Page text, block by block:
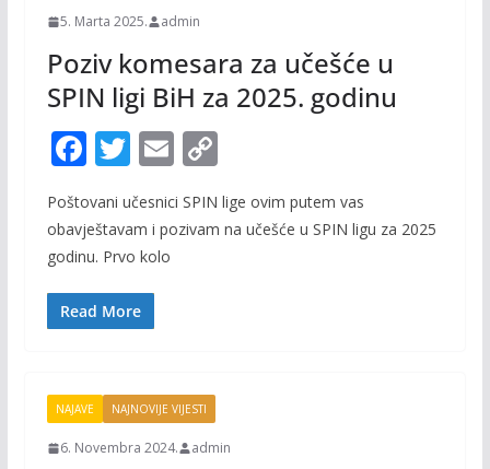
5. Marta 2025. admin
Poziv komesara za učešće u
SPIN ligi BiH za 2025. godinu
F
e
b
o
o
T
w
itt
er
E
ai
C
o
p
Poštovani učesnici SPIN lige ovim putem vas
obavještavam i pozivam na učešće u SPIN ligu za 2025
godinu. Prvo kolo
Read More
NAJAVE NAJNOVIJE VIJESTI
6. Novembra 2024. admin